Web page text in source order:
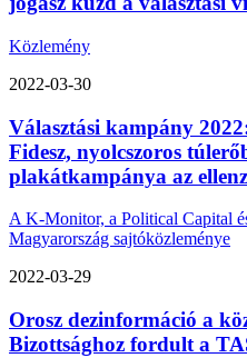
Közlemény
2022-03-30
Választási kampány
Fidesz, nyolcszoros
plakátkampánya az
A K-Monitor, a Political Capital
Magyarország sajtóközleménye
2022-03-29
Orosz dezinformáció a
Bizottsághoz fordult a